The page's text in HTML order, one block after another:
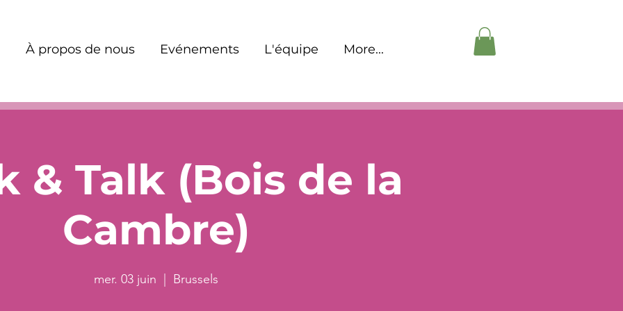
À propos de nous Evénements L'équipe More...
& Talk (Bois de la
Cambre)
mer. 03 juin
  |
Brussels